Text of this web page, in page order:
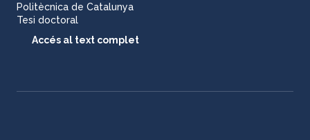
Politècnica de Catalunya
Tesi doctoral
Accés al text complet